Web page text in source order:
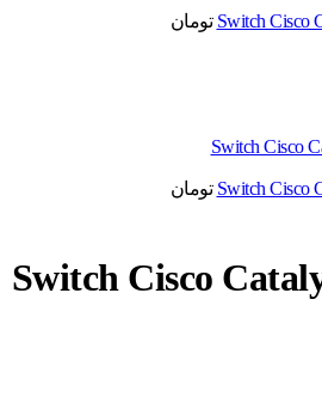
Switch Cisco تومان
Switch Cisco تومان
Switch Cisco